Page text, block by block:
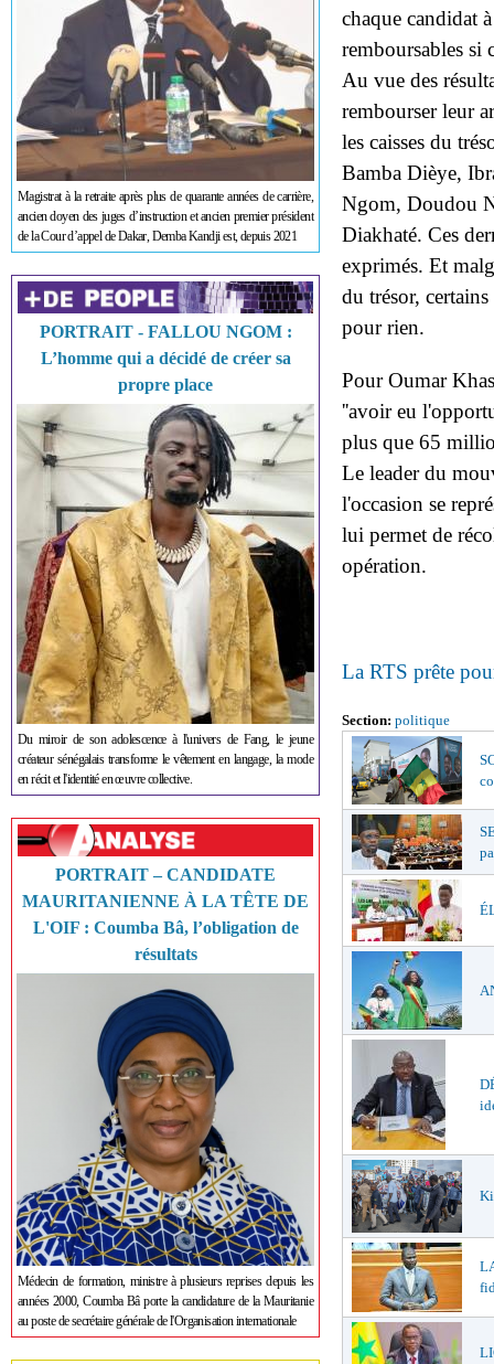
Magistrat à la retraite après plus de quarante années de carrière,
ancien doyen des juges d’instruction et ancien premier président
de la Cour d’appel de Dakar, Demba Kandji est, depuis 2021
PORTRAIT - FALLOU NGOM :
L’homme qui a décidé de créer sa
propre place
Du miroir de son adolescence à l'univers de Fang, le jeune
créateur sénégalais transforme le vêtement en langage, la mode
en récit et l'identité en œuvre collective.
PORTRAIT – CANDIDATE
MAURITANIENNE À LA TÊTE DE
L'OIF : Coumba Bâ, l’obligation de
résultats
Médecin de formation, ministre à plusieurs reprises depuis les
années 2000, Coumba Bâ porte la candidature de la Mauritanie
au poste de secrétaire générale de l'Organisation internationale
chaque candidat
remboursables si
Au vue des
rembourser leur
les caisses du
Bamba Dièye,
Ngom, Doudou
Diakhaté. Ces
exprimés. Et
du trésor,
pour rien.
Pour Oumar
''avoir eu
plus que 65
Le leader du
l'occasion se
lui permet de
opération.
La RTS prête
Section: politique